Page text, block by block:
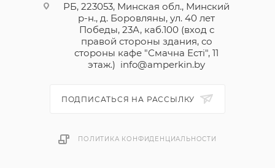
РБ, 223053, Минская обл., Минский
р-н., д. Боровляны, ул. 40 лет
Победы, 23А, каб.100 (вход с
правой стороны здания, со
стороны кафе "Смачна Естi", 11
этаж.) info@amperkin.by
ПОДПИСАТЬСЯ НА РАССЫЛКУ
ПОЛИТИКА КОНФИДЕНЦИАЛЬНОСТИ